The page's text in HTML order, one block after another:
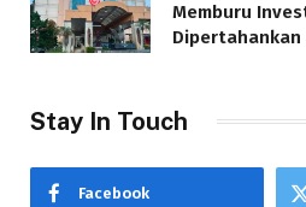
Memburu
Dipertahankan
Stay In Touch
Facebook